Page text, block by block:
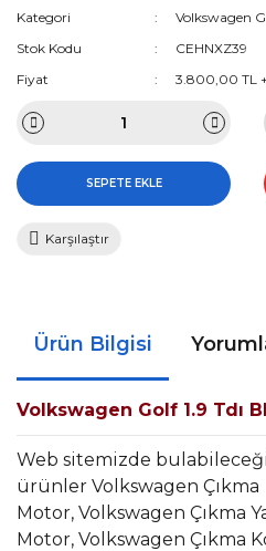
Kategori
Volkswagen
Stok Kodu
CEHNXZ39
Fiyat
3.800,00 TL
SEPETE EKLE
Karşılaştır
Ürün Bilgisi
Volkswagen Golf 1.9 Tdı
Web sitemizde
ürünler Volkswagen Çıkma
Motor, Volkswagen Çıkma
Motor, Volkswagen Çıkma